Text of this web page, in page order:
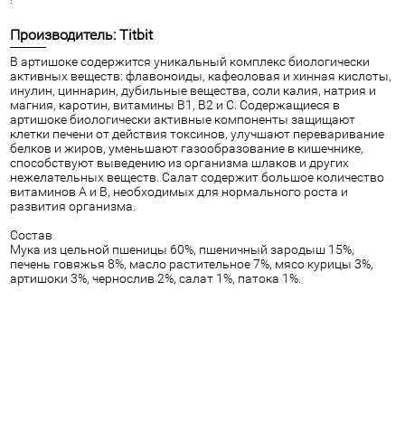
Производитель: Titbit
В артишоке содержится уникальный комплекс биологически
активных веществ: флавоноиды, кафеоловая и хинная кислоты,
инулин, циннарин, дубильные вещества, соли калия, натрия и
магния, каротин, витамины В1, В2 и С. Содержащиеся в
артишоке биологически активные компоненты защищают
клетки печени от действия токсинов, улучшают переваривание
белков и жиров, уменьшают газообразование в кишечнике,
способствуют выведению из организма шлаков и других
нежелательных веществ. Салат содержит большое количество
витаминов А и В, необходимых для нормального роста и
развития организма.
Состав
Мука из цельной пшеницы 60%, пшеничный зародыш 15%,
печень говяжья 8%, масло растительное 7%, мясо курицы 3%,
артишоки 3%, чернослив 2%, салат 1%, патока 1%.